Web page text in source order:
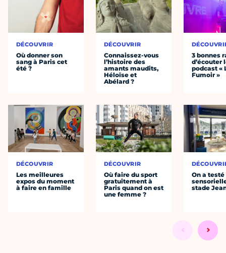
DÉCOUVRIR
Où donner son
sang à Paris cet
été ?
DÉCOUVRIR
Les meilleures
expos du moment
à faire en famille
DÉCOUVRIR
Connaissez-vous
l’histoire des
amants maudits,
Héloïse et
Abélard ?
DÉCOUVRIR
Où faire du sport
gratuitement à
Paris quand on est
une femme ?
3 bonnes
d’écouter
podcast «
Fumoir »
On a
stade